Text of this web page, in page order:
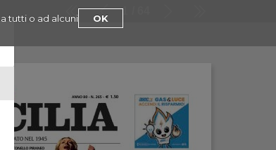
tutti o ad alcuni
OK
1